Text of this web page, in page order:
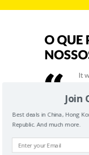
O QUE
It
Join
Best deals in China, Hong
Republic. And much more.